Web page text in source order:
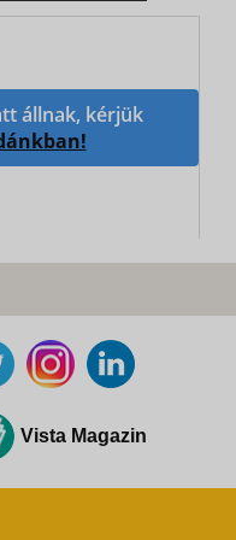
állnak, kérjük
Vista Magazin